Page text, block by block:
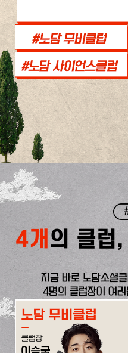
4개 의 클럽,
지금 바로 노담소셜
4명의 클럽장이 여